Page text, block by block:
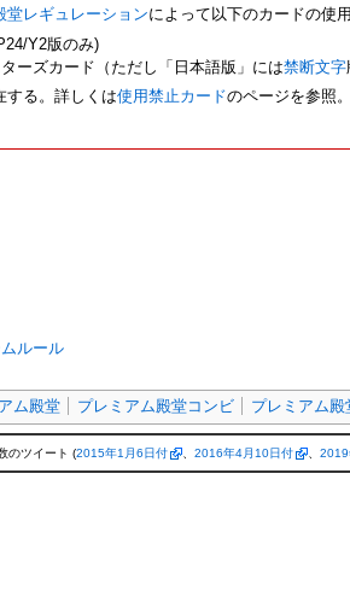
堂レギュレーションによって以下のカードの使
Y2版のみ)
ーズカード（ただし「日本語版」には禁断文字
する。詳しくは使用禁止カードのページを参照。
ルール
ム殿堂 プレミアム殿堂コンビ プレミアム
のツイート (2015年1月6日付 、 2016年4月10日付 、 2019